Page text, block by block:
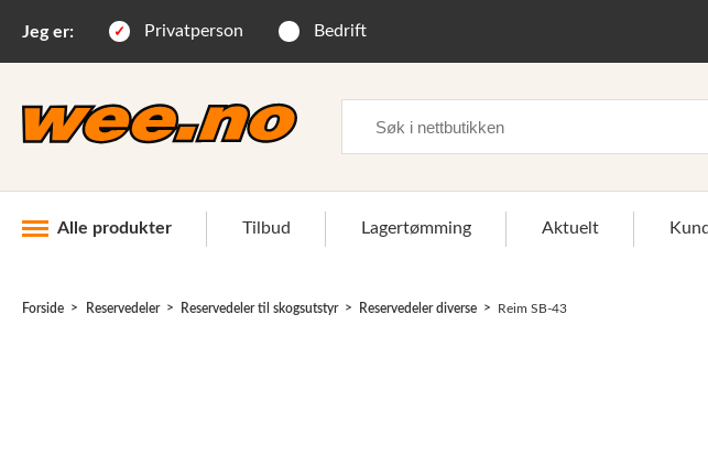
Jeg er: Privatperson Bedrift
Alle produkter Tilbud Lagertømming Aktuelt
Forside Reservedeler Reservedeler til skogsutstyr Reservedeler diverse Reim SB-43